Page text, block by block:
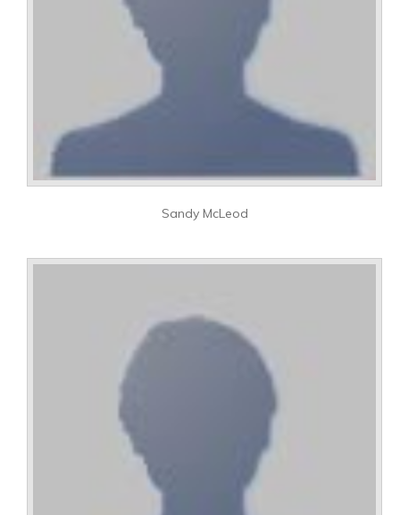
Sandy McLeod